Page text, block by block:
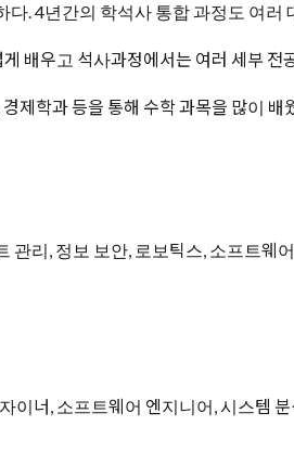
. 4년간의 학석사 통합 과정도 여러
배우고 석사과정에서는 여러 세부 전
제학과 등을 통해 수학 과목을 많이
리, 정보 보안, 로보틱스, 소프트웨
이너, 소프트웨어 엔지니어, 시스템